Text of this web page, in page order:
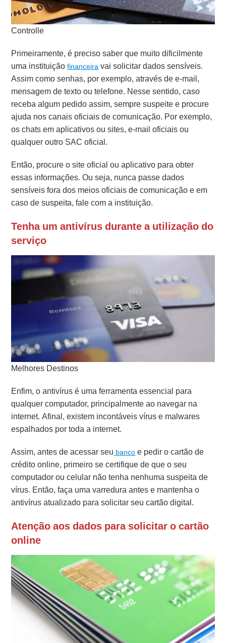
Controlle
Primeiramente, é preciso saber que muito dificilmente
uma instituiçãofinanceira vai solicitar dados sensíveis.
Assim como senhas, por exemplo, através de e-mail,
mensagem de texto ou telefone. Nesse sentido, caso
receba algum pedido assim, sempre suspeite e procure
ajuda nos canais oficiais de comunicação. Por exemplo,
os chats em aplicativos ou sites, e-mail oficiais ou
qualquer outro SAC oficial.
Então, procure o site oficial ou aplicativo para obter
essas informações. Ou seja, nunca passe dados
sensíveis fora dos meios oficiais de comunicação e em
caso de suspeita, fale com a instituição.
Tenha um antivírus durante a utilização do
serviço
Melhores Destinos
Enfim, o antivírus é uma ferramenta essencial para
qualquer computador, principalmente ao navegar na
internet. Afinal, existem incontáveis vírus e malwares
espalhados por toda a internet.
Assim, antes de acessar seu banco e pedir o cartão de
crédito online, primeiro se certifique de que o seu
computador ou celular não tenha nenhuma suspeita de
vírus. Então, faça uma varredura antes e mantenha o
antivírus atualizado para solicitar seu cartão digital.
Atenção aos dados para solicitar o cartão
online